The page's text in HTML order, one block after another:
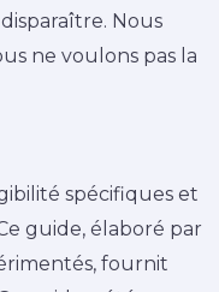
Nous
ne voulons pas la
spécifiques et
guide, élaboré par
fournit